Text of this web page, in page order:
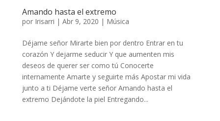
Amando hasta el extremo
por Irisarri | Abr 9, 2020 | Música
Déjame señor Mirarte bien por dentro Entrar en tu
corazón Y dejarme seducir Y que aumenten mis
deseos de querer ser como tú Conocerte
internamente Amarte y seguirte más Apostar mi vida
junto a ti Déjame verte señor Amando hasta el
extremo Dejándote la piel Entregando...